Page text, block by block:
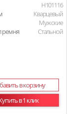
H101116
Кварцевый
Мужские
ремня
Стальной
в корзину
в 1 клик